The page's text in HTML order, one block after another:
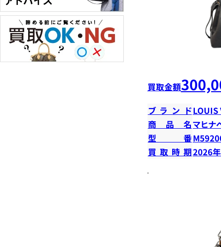
買取金額
ブランドLOUIS
商品名マヒナ
型番
買取時期2026